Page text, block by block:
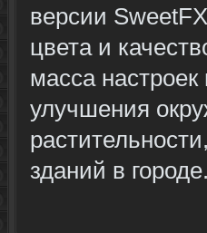
версии
цвета и
масса
улучшения
зданий в